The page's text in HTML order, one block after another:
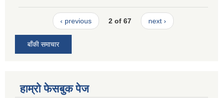
‹ previous 2 of 67 next ›
बाँकी समाचार
हाम्रो फेसबुक पेज